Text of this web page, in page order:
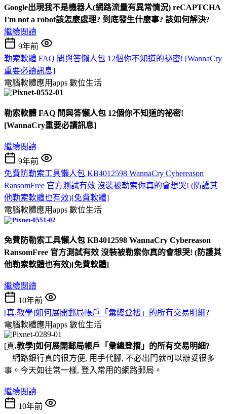
Google出現我不是機器人(網路流量有異常情況) reCAPTCHA
I'm not a robot該怎麼處理? 到底發生什麼事? 該如何解決?
繼續閱讀
9年前
勒索軟體 FAQ 問與答懶人包 12個你不知道的祕密! [WannaCry
重要必讀訊息]
電腦軟體應用apps 數位生活
勒索軟體 FAQ 問與答懶人包 12個你不知道的祕密!
[WannaCry重要必讀訊息]
繼續閱讀
9年前
免費防勒索工具懶人包 KB4012598 WannaCry Cybereason
RansomFree 官方測試有效 沒裝被勒索你真的會想哭! (防護其
他勒索軟體也有效)[免費軟體]
電腦軟體應用apps 數位生活
免費防勒索工具懶人包 KB4012598 WannaCry Cybereason
RansomFree 官方測試有效 沒裝被勒索你真的會想哭! (防護其
他勒索軟體也有效)[免費軟體]
繼續閱讀
10年前
[真.教學]如何展開郵局帳戶「彙總登摺」的所有交易明細?
電腦軟體應用apps 數位生活
[真.教學]如何展開郵局帳戶「彙總登摺」的所有交易明細?
網路銀行真的很方便, 用手代腳, 不必出門就可以辦妥很多
事。今天如往常一樣, 登入常用的網路郵局。
繼續閱讀
10年前